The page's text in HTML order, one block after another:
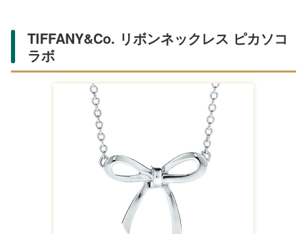
Amazonで購入する
ゴージャスな一粒ペンダントが輝くネックレスで、普段使
いからフォーマルまで幅広く活躍。ダイヤのような輝きが
大学生の彼女を上品に引き立てます。Amazonや楽天でコ
ンビニ受取も可能で便利。短めのチェーンで重ね付けしや
すく、ゴールドカラーが肌を明るく見せます。女子大学生